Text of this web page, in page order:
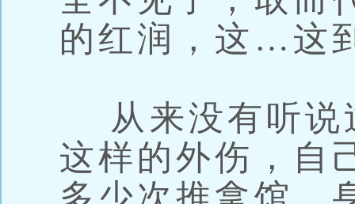
的红润，这…这
从来没有听说
这样的外伤，自